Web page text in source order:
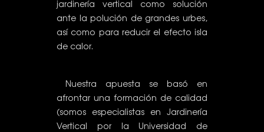
jardinería vertical como solución
ante la polución de grandes urbes,
así como para reducir el efecto isla
de calor.
Nuestra apuesta se basó en
afrontar una formación de calidad
(somos especialistas en Jardinería
Vertical por la Universidad de